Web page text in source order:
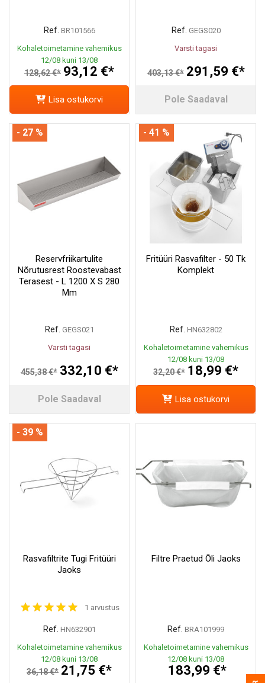
Ref. BR101566
Kohaletoimetamine vahemikus
12/08 kuni 13/08
128,62 €* 93,12 €*
Lisa ostukorvi
Ref. GEGS020
Varsti tagasi
403,13 €* 291,59 €*
Pole Saadaval
Reservfriikartulite
Nõrutusrest Roostevabast
Terasest - L 1200 X S 280
Mm
Ref. GEGS021
Varsti tagasi
455,38 €* 332,10 €*
- 27 %
Pole Saadaval
Fritüüri Rasvafilter - 50 Tk
Komplekt
Ref. HN632802
Kohaletoimetamine vahemikus
12/08 kuni 13/08
32,20 €* 18,99 €*
- 41 %
Lisa ostukorvi
Rasvafiltrite Tugi Fritüüri
Jaoks
1 arvustus
Ref. HN632901
Kohaletoimetamine vahemikus
12/08 kuni 13/08
36,18 €* 21,75 €*
- 39 %
Filtre Praetud Õli Jaoks
Ref. BRA101999
Kohaletoimetamine vahemikus
12/08 kuni 13/08
183,99 €*